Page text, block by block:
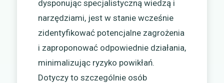
dysponując specjalistyczną wiedzą i
narzędziami, jest w stanie wcześnie
zidentyfikować potencjalne zagrożenia
i zaproponować odpowiednie działania,
minimalizując ryzyko powikłań.
Dotyczy to szczególnie osób